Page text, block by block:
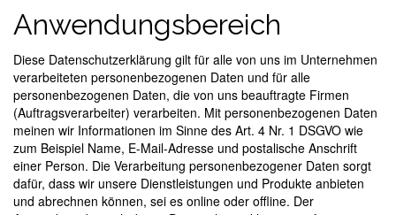
Anwendungsbereich
Diese Datenschutzerklärung gilt für alle von uns im Unternehmen
verarbeiteten personenbezogenen Daten und für alle
personenbezogenen Daten, die von uns beauftragte Firmen
(Auftragsverarbeiter) verarbeiten. Mit personenbezogenen Daten
meinen wir Informationen im Sinne des Art. 4 Nr. 1 DSGVO wie
zum Beispiel Name, E-Mail-Adresse und postalische Anschrift
einer Person. Die Verarbeitung personenbezogener Daten sorgt
dafür, dass wir unsere Dienstleistungen und Produkte anbieten
und abrechnen können, sei es online oder offline. Der